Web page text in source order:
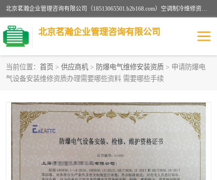
北京茗瀚企业管理咨询有限公司（18513065501.b2b168.com）空调制冷维修资质,油烟管道清洗资质,清洗行业资质公司秉承“顾客至上，锐意进缺的经营理念，我们提供高质量的产品，坚持“客户”的原则为广大客户提供贴心服务。如果你对公司的产品感兴趣，可以联系高经理，我们会用好的产品和服务让您满意。
北京茗瀚企业管理咨询有限公司
当前位置： 首页 > 供应商机 > 防爆电气维修安装资质 > 申请防爆电
气设备安装维修资质办理需要哪些资料 需要哪些手续
烟道清洗资质 设备维修安装资质
清洗资质 认证服务
防爆电气维修安装资质 空调制冷维修安装资质